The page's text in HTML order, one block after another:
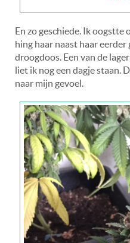
En zo geschiede. Ik oogstte
hing haar naast haar
droogdoos. Een van de
liet ik nog een dagje staan.
naar mijn gevoel.